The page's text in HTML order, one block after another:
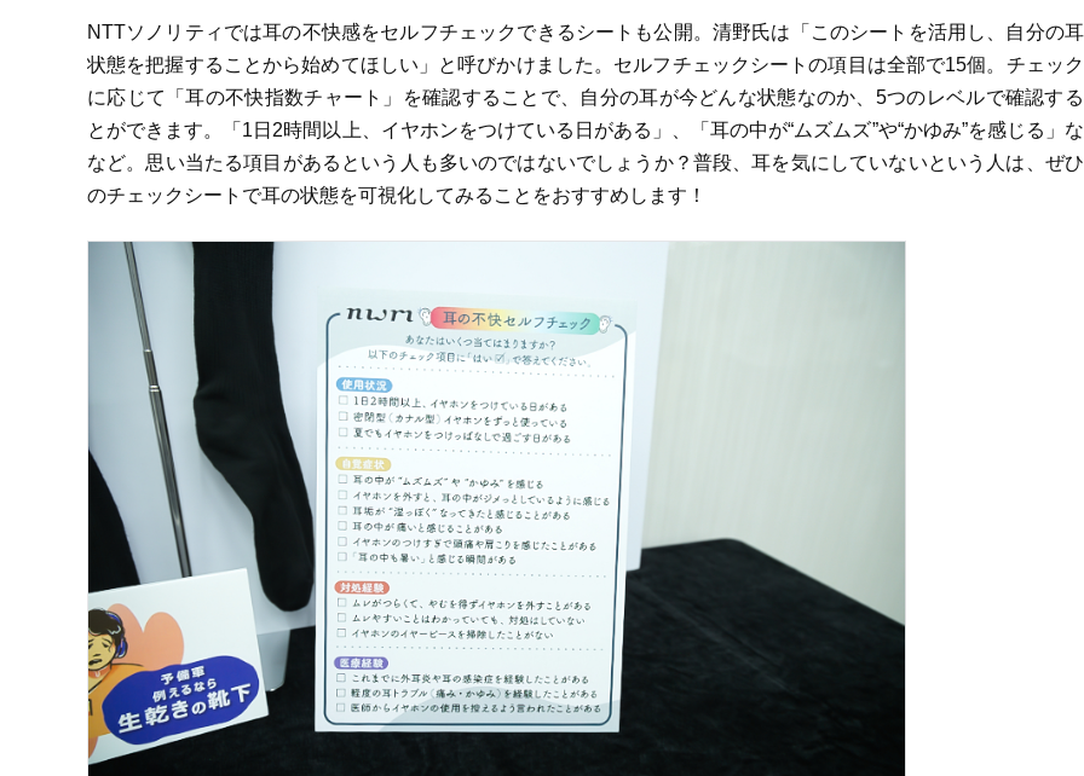
NTTソノリティでは耳の不快感をセルフチェックできるシートも公開。清野氏は「このシートを活用し、自分の
状態を把握することから始めてほしい」と呼びかけました。セルフチェックシートの項目は全部で15個。チェッ
に応じて「耳の不快指数チャート」を確認することで、自分の耳が今どんな状態なのか、5つのレベルで確認す
とができます。「1日2時間以上、イヤホンをつけている日がある」、「耳の中が“ムズムズ”や“かゆみ”を感じる」
など。思い当たる項目があるという人も多いのではないでしょうか？普段、耳を気にしていないという人は、ぜ
のチェックシートで耳の状態を可視化してみることをおすすめします！